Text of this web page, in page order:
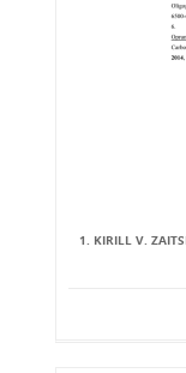
1. KIRILL V.